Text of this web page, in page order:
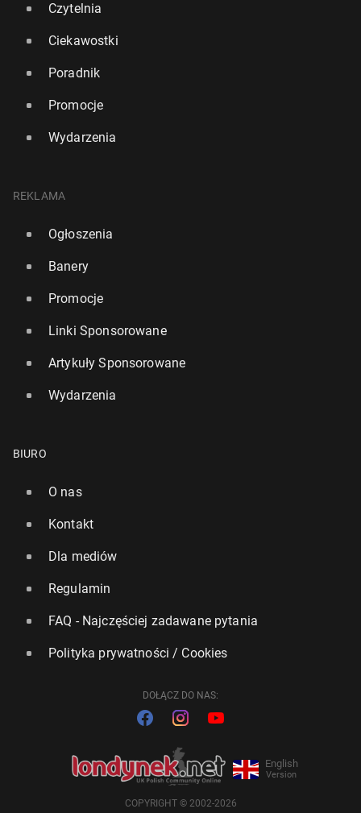
Czytelnia
Ciekawostki
Poradnik
Promocje
Wydarzenia
REKLAMA
Ogłoszenia
Banery
Promocje
Linki Sponsorowane
Artykuły Sponsorowane
Wydarzenia
BIURO
O nas
Kontakt
Dla mediów
Regulamin
FAQ - Najczęściej zadawane pytania
Polityka prywatności / Cookies
DOŁĄCZ DO NAS:
English
Version
COPYRIGHT © 2002-2026